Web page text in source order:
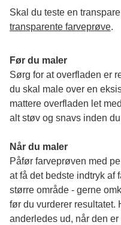
transparente farveprøve.
Før du maler
Sørg for at overfladen er
du skal male over en
mattere overfladen let
alt støv og snavs inden
Når du maler
Påfør farveprøven med
at få det bedste indtryk af
større område - gerne
før du vurderer resultatet.
anderledes ud, når den er